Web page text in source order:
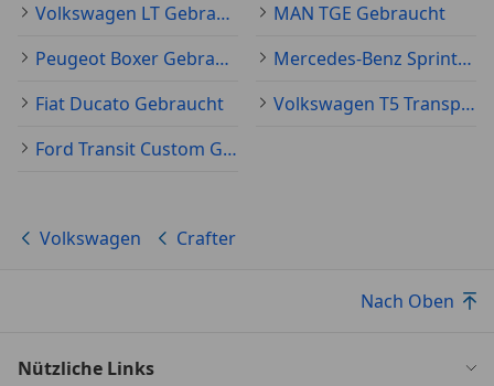
Volkswagen LT Gebraucht
MAN TGE Gebraucht
Peugeot Boxer Gebraucht
Mercedes-Benz Sprinter Gebraucht
Fiat Ducato Gebraucht
Volkswagen T5 Transporter Gebraucht
Ford Transit Custom Gebraucht
Volkswagen Crafter
Nach Oben
Nützliche Links